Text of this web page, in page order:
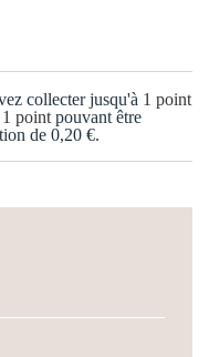
collecter jusqu'à 1 point
1 point pouvant être
de 0,20 €.